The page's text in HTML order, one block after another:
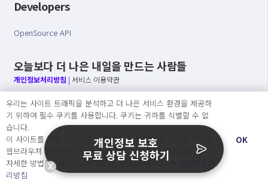
Developers
OpenSource API
오늘보다 더 나은 내일을 만드는 사람들
개인정보처리방침 | 서비스 이용약관
○ 개인정보보호 컴플라이언스를 선도하겠습니다.
○ 정보주체의 권리를 보장하겠습니다.
○ 기업의 개인정보보호를 위한 효율적 관리를 보장하겠습니다.
Copyright Ⓒ
우리는 사이트 트래픽을 분석하고 더 나은 서비스 환경을 제공하
기 위하여 필수 쿠키를 사용합니다. 쿠키는 귀하를 식별할 수 없
습니다.
이 사이트를 계속 사용하면 쿠키 사용에 동의하게 됩니다. 귀하는
웹브라우져 설정에서 언제든지 쿠키를 삭제 할 수있습니다.
자세한 방법은 “개인정보처리방침” 을 참고하세요. →
리방침
OK
X
개인정보 보호
무료 상담 신청하기